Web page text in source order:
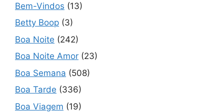
Bem-Vindos (13)
Betty Boop (3)
Boa Noite (242)
Boa Noite Amor (23)
Boa Semana (508)
Boa Tarde (336)
Boa Viagem (19)